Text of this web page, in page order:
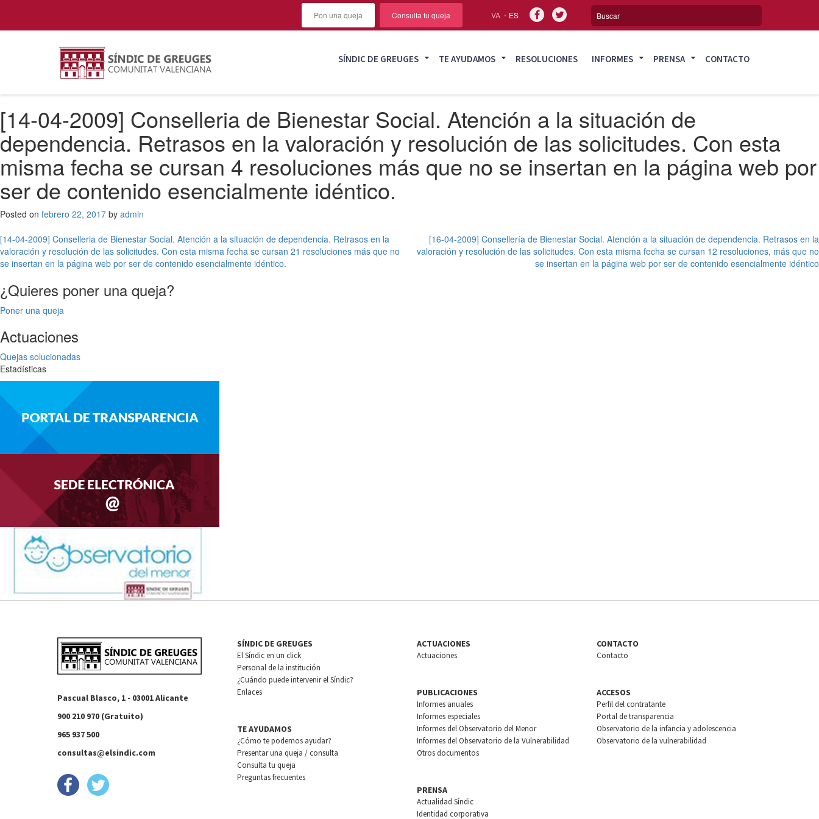
VA ES
Pon una queja Consulta tu queja
SÍNDIC DE GREUGES TE AYUDAMOS RESOLUCIONES INFORMES PRENSA CONTACTO
[14-04-2009] Conselleria de Bienestar Social. Atención a la situación de
dependencia. Retrasos en la valoración y resolución de las solicitudes. Con esta
misma fecha se cursan 4 resoluciones más que no se insertan en la página web por
ser de contenido esencialmente idéntico.
Posted on febrero 22, 2017 by admin
Navegación
de
entradas
[14-04-2009] Conselleria de Bienestar Social. Atención a la situación de dependencia. Retrasos en la
valoración y resolución de las solicitudes. Con esta misma fecha se cursan 21 resoluciones más que no
se insertan en la página web por ser de contenido esencialmente idéntico.
[16-04-2009] Consellería de Bienestar Social. Atención a la situación de dependencia. Retrasos en la
valoración y resolución de las solicitudes. Con esta misma fecha se cursan 12 resoluciones, más que no
se insertan en la página web por ser de contenido esencialmente idéntico
¿Quieres poner una queja?
Poner una queja
Actuaciones
Quejas solucionadas
Estadísticas
Pascual Blasco, 1 - 03001 Alicante
900 210 970 (Gratuito)
965 937 500
consultas@elsindic.com
SÍNDIC DE GREUGES
El Síndic en un click
Personal de la institución
¿Cuándo puede intervenir el Síndic?
Enlaces
TE AYUDAMOS
¿Cómo te podemos ayudar?
Presentar una queja / consulta
Consulta tu queja
Preguntas frecuentes
ACTUACIONES
Actuaciones
PUBLICACIONES
Informes anuales
Informes especiales
Informes del Observatorio del Menor
Informes del Observatorio de la Vulnerabilidad
Otros documentos
PRENSA
Actualidad Síndic
Identidad corporativa
CONTACTO
Contacto
ACCESOS
Perfil del contratante
Portal de transparencia
Observatorio de la infancia y adolescencia
Observatorio de la vulnerabilidad